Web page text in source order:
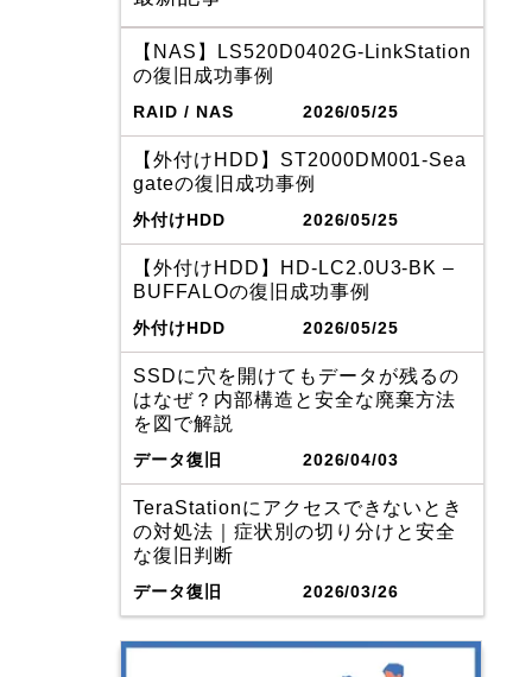
【NAS】LS520D0402G-LinkStation
の復旧成功事例
RAID / NAS 2026/05/25
【外付けHDD】ST2000DM001-Sea
gateの復旧成功事例
外付けHDD 2026/05/25
【外付けHDD】HD-LC2.0U3-BK –
BUFFALOの復旧成功事例
外付けHDD 2026/05/25
SSDに穴を開けてもデータが残るの
はなぜ？内部構造と安全な廃棄方法
を図で解説
データ復旧 2026/04/03
TeraStationにアクセスできないとき
の対処法｜症状別の切り分けと安全
な復旧判断
データ復旧 2026/03/26